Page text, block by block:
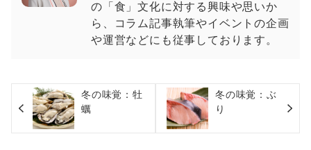
の「食」文化に対する興味や思いか
ら、コラム記事執筆やイベントの企画
や運営などにも従事しております。
冬の味覚：ぶ
り
冬の味覚：牡
蠣